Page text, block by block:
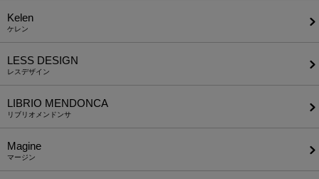
Kelen
ケレン
LESS DESIGN
レスデザイン
LIBRIO MENDONCA
リブリオメンドンサ
Magine
マージン